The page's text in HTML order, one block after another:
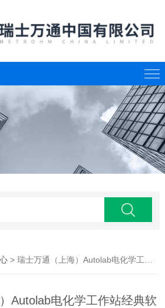
> 瑞士万通（上海）Autolab电化学工作站经典软件GPES/FRA专项培训班邀请
Autolab电化学工作站经典软